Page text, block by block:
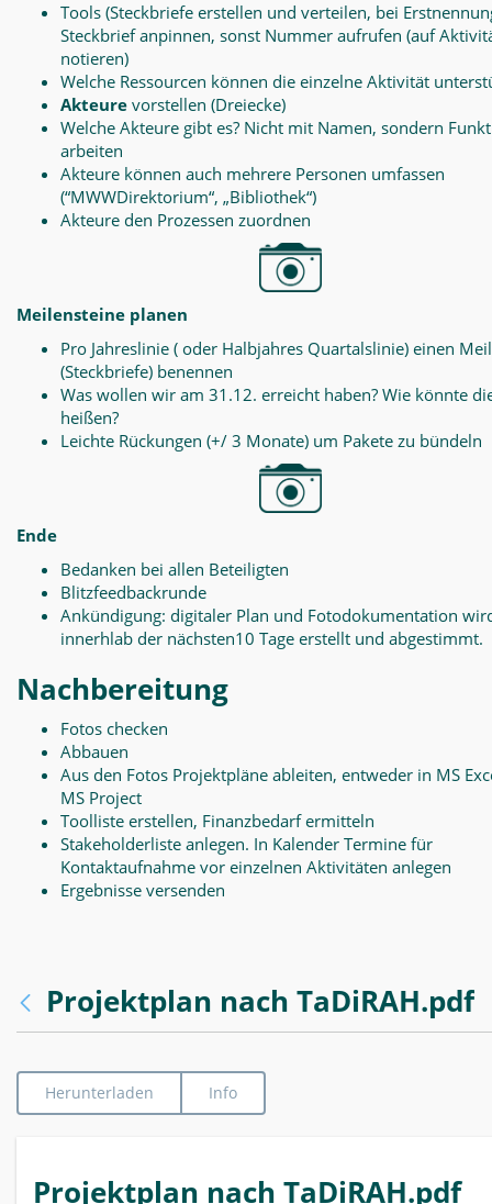
Tools (Steckbriefe erstellen und verteilen, bei
Steckbrief anpinnen, sonst Nummer aufrufen (auf
notieren)
Welche Ressourcen können die einzelne Aktivität
Akteure vorstellen (Dreiecke)
Welche Akteure gibt es? Nicht mit Namen, sondern
arbeiten
Akteure können auch mehrere Personen umfassen
(“MWWDirektorium“, „Bibliothek“)
Akteure den Prozessen zuordnen
Meilensteine planen
Pro Jahreslinie ( oder Halbjahres Quartalslinie) einen
(Steckbriefe) benennen
Was wollen wir am 31.12. erreicht haben? Wie könnte
heißen?
Leichte Rückungen (+/ 3 Monate) um Pakete zu bündeln
Ende
Bedanken bei allen Beteiligten
Blitzfeedbackrunde
Ankündigung: digitaler Plan und Fotodokumentation
innerhlab der nächsten10 Tage erstellt und abgestimmt.
Nachbereitung
Fotos checken
Abbauen
Aus den Fotos Projektpläne ableiten, entweder in MS
MS Project
Toolliste erstellen, Finanzbedarf ermitteln
Stakeholderliste anlegen. In Kalender Termine für
Kontaktaufnahme vor einzelnen Aktivitäten anlegen
Ergebnisse versenden
Projektplan nach TaDiRAH.pdf
Herunterladen Info
Projektplan nach TaDiRAH.pdf